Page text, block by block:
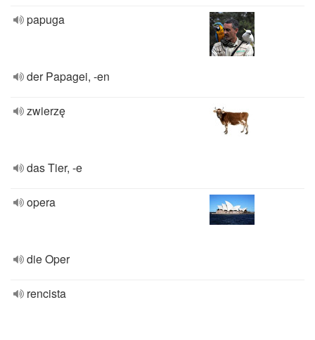
papuga
der Papagei, -en
zwierzę
das Tier, -e
opera
die Oper
rencista